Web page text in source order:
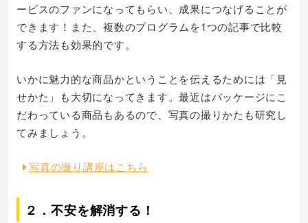
ービスのファンになってもらい、成果につなげることが
できます！また、複数のプログラムを1つの記事で比較
する方法も効果的です。
いかに魅力的な商品かということを伝えるためには「見
せかた」も大切になってきます。最近はパッケージにこ
だわっている商品もあるので、写真の撮りかたも研究し
てみましょう。
写真の撮り講座はこちら
２．不安を解消する！